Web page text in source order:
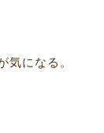
気になる。